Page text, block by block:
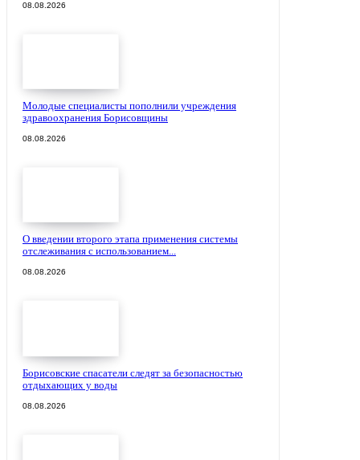
08.08.2026
Молодые специалисты пополнили учреждения
здравоохранения Борисовщины
08.08.2026
О введении второго этапа применения системы
отслеживания с использованием...
08.08.2026
Борисовские спасатели следят за безопасностью
отдыхающих у воды
08.08.2026